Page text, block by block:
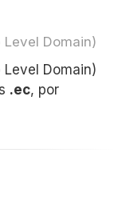
Domain)
Domain)
.ec, por